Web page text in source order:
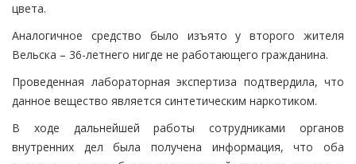
цвета.
Аналогичное средство было изъято у второго жителя
Вельска – 36-летнего нигде не работающего гражданина.
Проведенная лабораторная экспертиза подтвердила, что
данное вещество является синтетическим наркотиком.
В ходе дальнейшей работы сотрудниками органов
внутренних дел была получена информация, что оба